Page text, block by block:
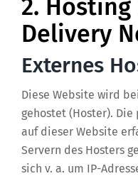
2.
Delivery
Externes
Diese Website wird
gehostet (Hoster). Die
auf dieser Website
Servern des Hosters
sich v. a. um IP-